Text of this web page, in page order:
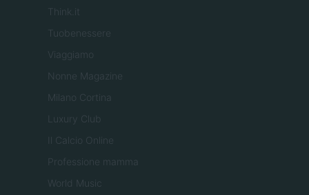
Think.it
Tuobenessere
Viaggiamo
Nonne Magazine
Milano Cortina
Luxury Club
Il Calcio Online
Professione mamma
World Music